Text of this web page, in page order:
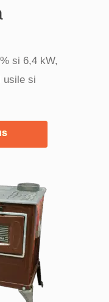
si 6,4 kW,
usile si